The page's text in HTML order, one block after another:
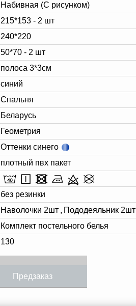
Набивная (С рисунком)
215*153 - 2 шт
240*220
50*70 - 2 шт
полоса 3*3см
синий
Спальня
Беларусь
Геометрия
Оттенки синего
плотный пвх пакет
без резинки
Наволочки 2шт , Пододеяльник 2шт
Комплект постельного белья
130
Предзаказ